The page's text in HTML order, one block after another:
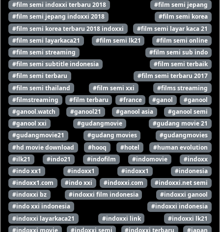
#film semi indoxxi terbaru 2018
#film semi jepang
#film semi jepang indoxxi 2018
#film semi korea
#film semi korea terbaru 2018 indoxxi
#film semi layar kaca 21
#film semi layarkaca21
#film semi lk21
#film semi online
#film semi streaming
#film semi sub indo
#film semi subtitle indonesia
#film semi terbaik
#film semi terbaru
#film semi terbaru 2017
#film semi thailand
#film semi xxi
#films streaming
#filmstreaming
#film terbaru #france #ganol
#ganool
#ganool.watch
#ganool21 #ganool asia
#ganool semi
#ganool xxi
#gudangmovie
#gudang movie 21
#gudangmovie21
#gudang movies
#gudangmovies
#hd movie download
#hooq #hotel
#human evolution
#ilk21
#indo21 #indofilm #indomovie
#indoxx
#indo xx1
#indoxx1 #indoxx1
#indonesia
#indoxx1.com
#indo xxi #indoxxi.com
#indoxxi.net semi
#indoxxi bz
#indoxxi film indonesia
#indoxxi ganool
#indo xxi indonesia
#indoxxi indonesia
#indoxxi layarkaca21
#indoxxi link
#indoxxi lk21
#indoxxi movie
#indoxxi semi #indoxxi terbaru #japan